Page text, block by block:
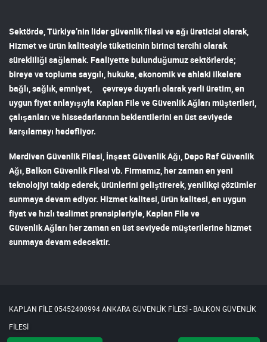
Sektörde, Türkiye’nin lidergüvenlik filesi ve ağı üreticisi olarak,
Hizmet ve ürün kalitesiyle tüketicinin birinci tercihi olarak
sürekliliği sağlamak. Faaliyette bulunduğumuz sektörlerde;
bireye ve topluma saygılı, hukuka, ekonomik ve ahlaki ilkelere
bağlı, sağlık, emniyet, çevreye duyarlı olarak yerli üretim, en
uygun fiyat anlayışıyla Kaplan File ve Güvenlik Ağları müşterileri,
çalışanları ve hissedarlarının beklentilerini en üst seviyede
karşılamayı hedefliyor.
Merdiven Güvenlik Filesi, İnşaat Güvenlik Ağı, Depo Raf Güvenlik
Ağı, Balkon Güvenlik Filesi vb. Firmamız, her zaman en yeni
teknolojiyi takip ederek, ürünlerini geliştirerek, yenilikçi çözümler
sunmaya devam ediyor. Hizmet kalitesi, ürün kalitesi, en uygun
fiyat ve hızlı teslimat prensipleriyle, Kaplan File ve
Güvenlik Ağları her zaman en üst seviyede müşterilerine hizmet
sunmaya devam edecektir.
KAPLAN FİLE 05452400994 ANKARA GÜVENLİK FİLESİ - BALKON GÜVENLİK
FİLESİ